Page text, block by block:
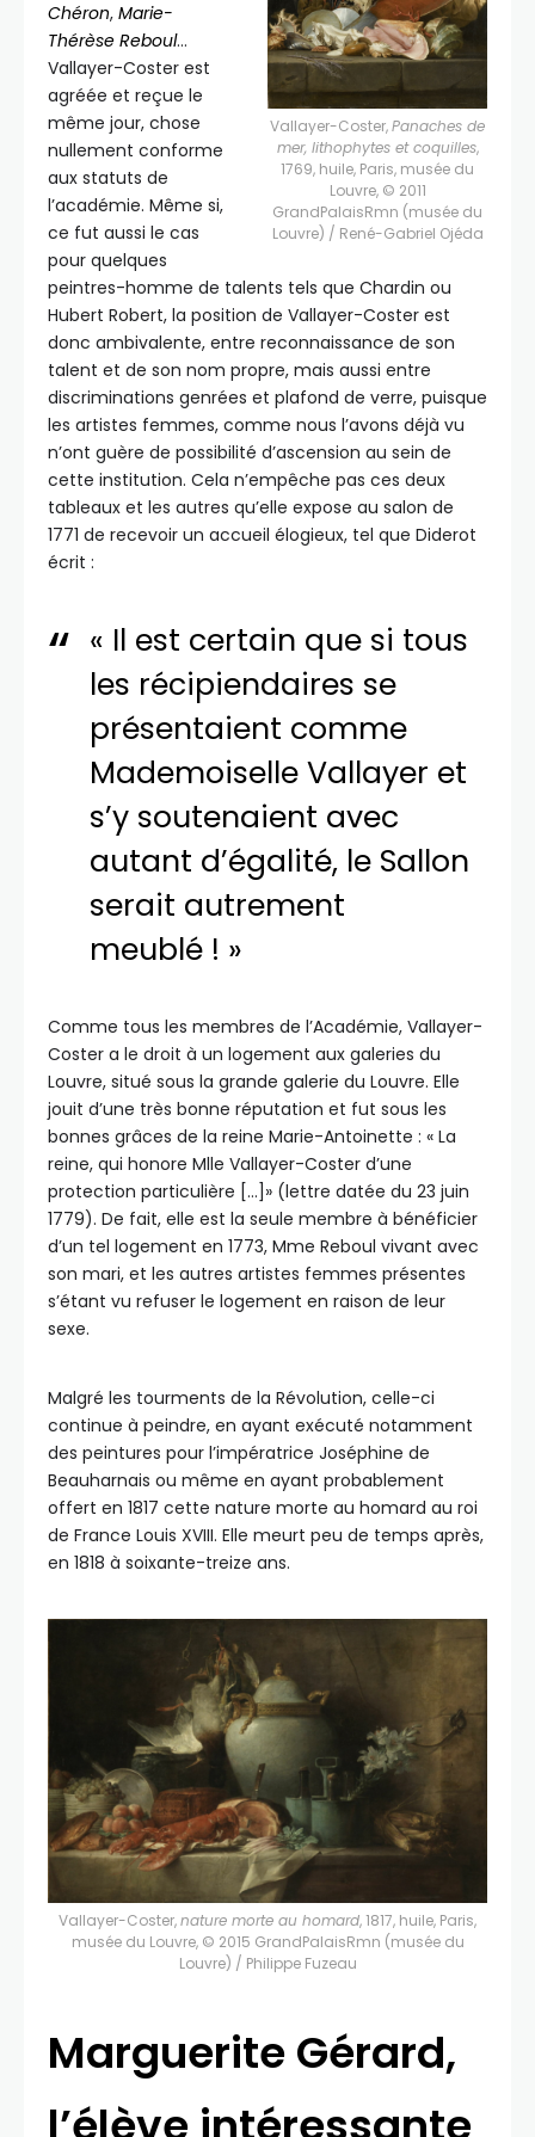
Vallayer-Coster,Panaches de
mer, lithophytes et coquilles,
1769, huile, Paris, musée du
Louvre, © 2011
GrandPalaisRmn (musée du
Louvre) / René-Gabriel Ojéda
Chéron, Marie-
Thérèse Reboul…
Vallayer-Coster est
agréée et reçue le
même jour, chose
nullement conforme
aux statuts de
l’académie. Même si,
ce fut aussi le cas
pour quelques
peintres-homme de talents tels que Chardin ou
Hubert Robert, la position de Vallayer-Coster est
donc ambivalente, entre reconnaissance de son
talent et de son nom propre, mais aussi entre
discriminations genrées et plafond de verre, puisque
les artistes femmes, comme nous l’avons déjà vu
n’ont guère de possibilité d’ascension au sein de
cette institution. Cela n’empêche pas ces deux
tableaux et les autres qu’elle expose au salon de
1771 de recevoir un accueil élogieux, tel que Diderot
écrit :
« Il est certain que si tous
les récipiendaires se
présentaient comme
Mademoiselle Vallayer et
s’y soutenaient avec
autant d’égalité, le Sallon
serait autrement
meublé ! »
Comme tous les membres de l’Académie, Vallayer-
Coster a le droit à un logement aux galeries du
Louvre, situé sous la grande galerie du Louvre. Elle
jouit d’une très bonne réputation et fut sous les
bonnes grâces de la reine Marie-Antoinette : « La
reine, qui honore Mlle Vallayer-Coster d’une
protection particulière […]» (lettre datée du 23 juin
1779). De fait, elle est la seule membre à bénéficier
d’un tel logement en 1773, Mme Reboul vivant avec
son mari, et les autres artistes femmes présentes
s’étant vu refuser le logement en raison de leur
sexe.
Malgré les tourments de la Révolution, celle-ci
continue à peindre, en ayant exécuté notamment
des peintures pour l’impératrice Joséphine de
Beauharnais ou même en ayant probablement
offert en 1817 cette nature morte au homard au roi
de France Louis XVIII. Elle meurt peu de temps après,
en 1818 à soixante-treize ans.
Vallayer-Coster,nature morte au homard, 1817, huile, Paris,
musée du Louvre, © 2015 GrandPalaisRmn (musée du
Louvre) / Philippe Fuzeau
Marguerite Gérard,